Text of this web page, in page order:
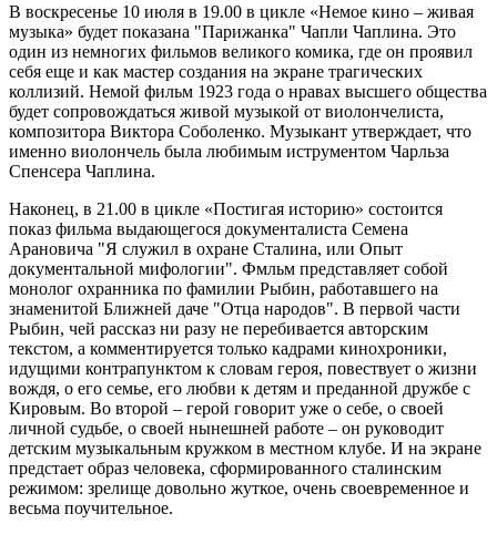
В воскресенье 10 июля в 19.00 в цикле «Немое кино – живая
музыка» будет показана "Парижанка" Чапли Чаплина. Это
один из немногих фильмов великого комика, где он проявил
себя еще и как мастер создания на экране трагических
коллизий. Немой фильм 1923 года о нравах высшего общества
будет сопровождаться живой музыкой от виолончелиста,
композитора Виктора Соболенко. Музыкант утверждает, что
именно виолончель была любимым иструментом Чарльза
Спенсера Чаплина.
Наконец, в 21.00 в цикле «Постигая историю» состоится
показ фильма выдающегося документалиста Семена
Арановича "Я служил в охране Сталина, или Опыт
документальной мифологии". Фмльм представляет собой
монолог охранника по фамилии Рыбин, работавшего на
знаменитой Ближней даче "Отца народов". В первой части
Рыбин, чей рассказ ни разу не перебивается авторским
текстом, а комментируется только кадрами кинохроники,
идущими контрапунктом к словам героя, повествует о жизни
вождя, о его семье, его любви к детям и преданной дружбе с
Кировым. Во второй – герой говорит уже о себе, о своей
личной судьбе, о своей нынешней работе – он руководит
детским музыкальным кружком в местном клубе. И на экране
предстает образ человека, сформированного сталинским
режимом: зрелище довольно жуткое, очень своевременное и
весьма поучительное.